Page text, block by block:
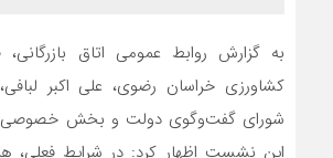
به گزارش روابط عمومی اتاق
کشاورزی خراسان رضوی، علی اکبر
شورای گفت‌وگوی دولت و بخش خصوصی
این نشست اظهار کرد: در شرایط فعلی،